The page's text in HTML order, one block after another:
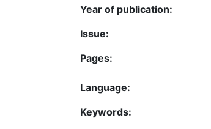
Year of publication:
Issue:
Pages:
Language:
Keywords: